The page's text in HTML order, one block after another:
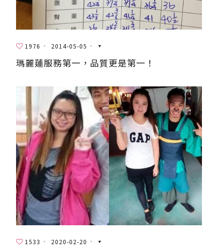
1976 2014-05-05
瑪麗蓮服務第一，品質更是第一！
1533 2020-02-20